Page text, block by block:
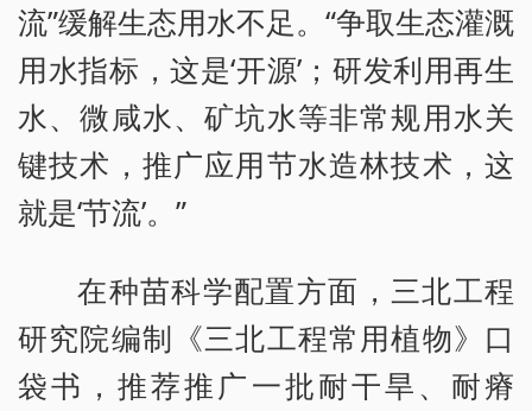
流”缓解生态用水不足。“争取生态灌溉
用水指标，这是‘开源’；研发利用再生
水、微咸水、矿坑水等非常规用水关
键技术，推广应用节水造林技术，这
就是‘节流’。”
在种苗科学配置方面，三北工程
研究院编制《三北工程常用植物》口
袋书，推荐推广一批耐干旱、耐瘠